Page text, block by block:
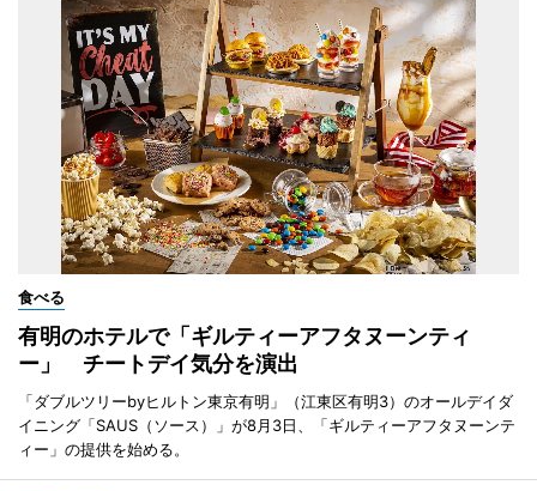
食べる
有明のホテルで「ギルティーアフタヌーンティ
ー」 チートデイ気分を演出
「ダブルツリーbyヒルトン東京有明」（江東区有明3）のオールデイダ
イニング「SAUS（ソース）」が8月3日、「ギルティーアフタヌーンテ
ィー」の提供を始める。